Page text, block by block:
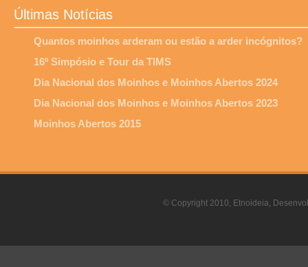
Últimas Notícias
Quantos moinhos arderam ou estão a arder incógnitos?
16º Simpósio e Tour da TIMS
Dia Nacional dos Moinhos e Moinhos Abertos 2024
Dia Nacional dos Moinhos e Moinhos Abertos 2023
Moinhos Abertos 2015
© Copyright 2010, Etnoideia,